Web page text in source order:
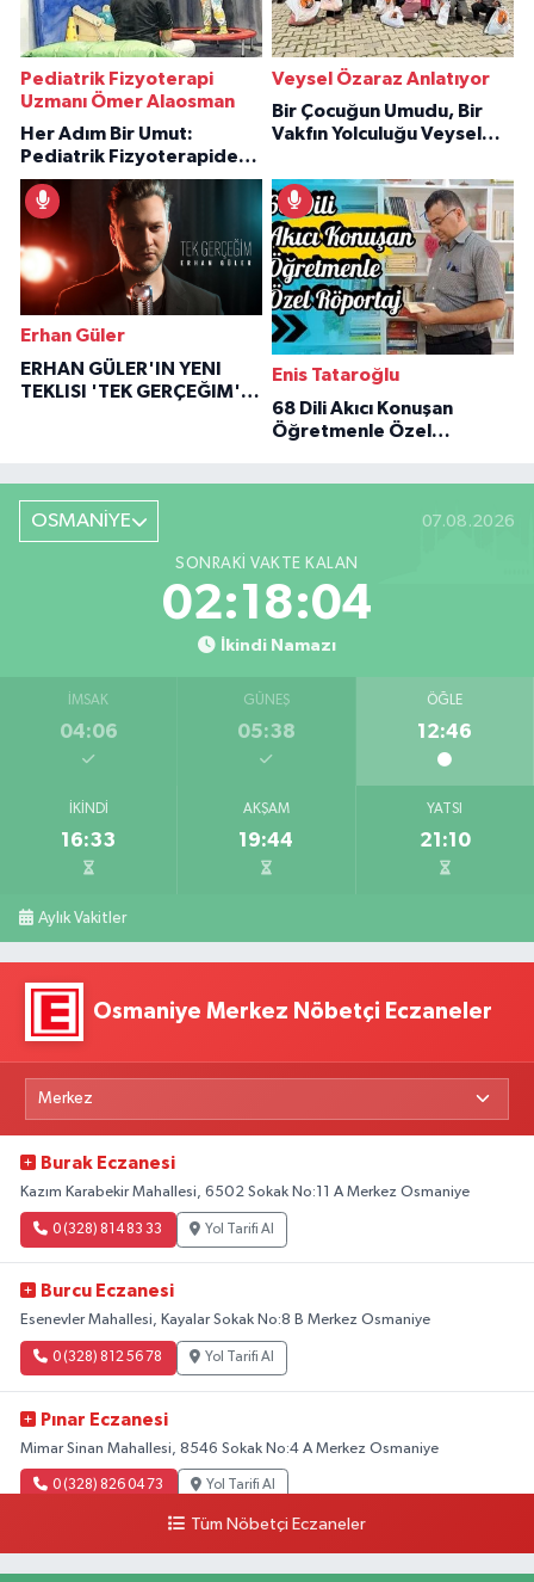
Pediatrik Fizyoterapi
Uzmanı Ömer Alaosman
Her Adım Bir Umut:
Pediatrik Fizyoterapiden
İlham Veren Hikâyeler
Veysel Özaraz Anlatıyor
Bir Çocuğun Umudu, Bir
Vakfın Yolculuğu Veysel
Erhan Güler
ERHAN GÜLER'IN YENI
TEKLISI 'TEK GERÇEĞIM'LE
Enis Tataroğlu
68 Dili Akıcı Konuşan
Öğretmenle Özel
OSMANİYE 07.08.2026
SONRAKI VAKTE KALAN
02:18:03
İkindi Namazı
İMSAK
04:06
GÜNEŞ
05:38
ÖĞLE
12:46
İKINDI
16:33
AKŞAM
19:44
YATSI
21:10
Aylık Vakitler
Osmaniye Merkez Nöbetçi Eczaneler
Burak Eczanesi
Kazım Karabekir Mahallesi, 6502 Sokak No:11 A Merkez Osmaniye
0 (328) 814 83 33 Yol Tarifi Al
Burcu Eczanesi
Esenevler Mahallesi, Kayalar Sokak No:8 B Merkez Osmaniye
0 (328) 812 56 78 Yol Tarifi Al
Pınar Eczanesi
Mimar Sinan Mahallesi, 8546 Sokak No:4 A Merkez Osmaniye
0 (328) 826 04 73 Yol Tarifi Al
Tüm Nöbetçi Eczaneler